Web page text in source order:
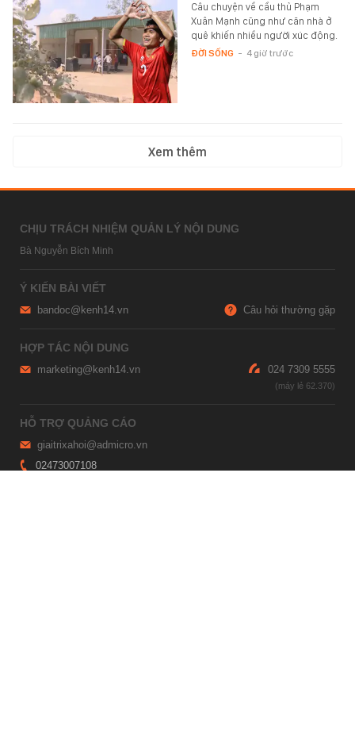
Câu chuyện về cầu thủ Phạm
Xuân Mạnh cũng như căn nhà ở
quê khiến nhiều người xúc động.
ĐỜI SỐNG - 4 giờ trước
Xem thêm
CHỊU TRÁCH NHIỆM QUẢN LÝ NỘI DUNG
Bà Nguyễn Bích Minh
Ý KIẾN BÀI VIẾT
bandoc@kenh14.vn Câu hỏi thường gặp
HỢP TÁC NỘI DUNG
marketing@kenh14.vn 024 7309 5555
HỖ TRỢ QUẢNG CÁO
giaitrixahoi@admicro.vn
02473007108